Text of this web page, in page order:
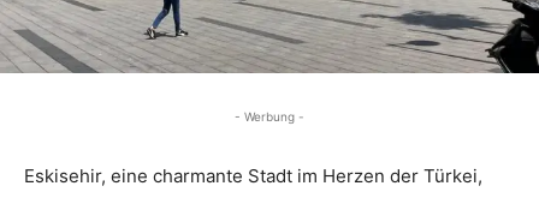
- Werbung -
Eskisehir, eine charmante Stadt im Herzen der Türkei,